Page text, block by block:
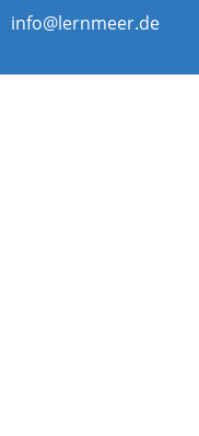
info@lernmeer.de